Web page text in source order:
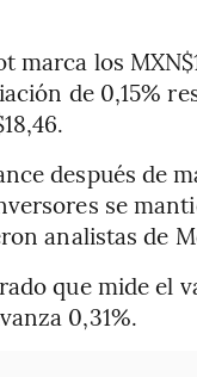
marca los
de 0,15%
después de
se
analistas de
que mide el
0,31%.